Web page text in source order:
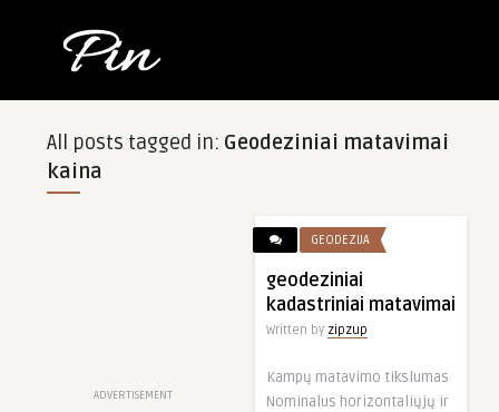
All posts tagged in: Geodeziniai matavimai
kaina
ADVERTISEMENT
GEODEZIJA
geodeziniai
kadastriniai matavimai
Written by zipzup
Kampų matavimo tikslumas
Nominalus horizontaliųjų ir